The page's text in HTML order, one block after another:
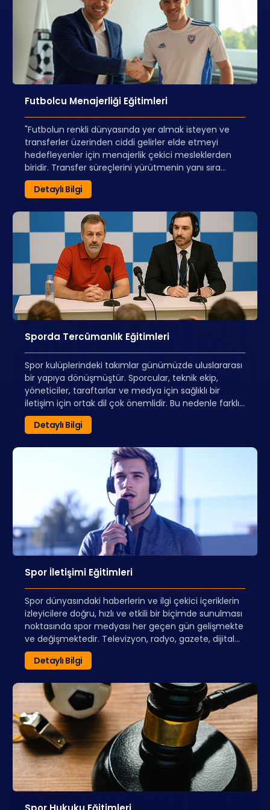
edecek profesyoneller yetiştirmeyi hedeflemektedir.
Futbolcu Menajerliği Eğitimleri
"Futbolun renkli dünyasında yer almak isteyen ve
transferler üzerinden ciddi gelirler elde etmeyi
hedefleyenler için menajerlik çekici mesleklerden
biridir. Transfer süreçlerini yürütmenin yanı sıra
futbolcuların özel yaşantılarında da menajerleri en
büyük destekçileridir.
Detaylı Bilgi
Sporda Tercümanlık Eğitimleri
Spor kulüplerindeki takımlar günümüzde uluslararası
bir yapıya dönüşmüştür. Sporcular, teknik ekip,
yöneticiler, taraftarlar ve medya için sağlıklı bir
iletişim için ortak dil çok önemlidir. Bu nedenle farklı
milletlerden ve kültürlerden gelen kişiler arası
iletişimde tercümanlara büyük iş düşmektedir.
alanda sportif terimler, takım içinde dikkat edilmesi
gereken hususlar, simultane tercüme edebilmenin
incelikleri gibi pek çok konuda bilgiler verilecektir.
Detaylı Bilgi
Spor İletişimi Eğitimleri
Spor dünyasındaki haberlerin ve ilgi çekici içeriklerin
izleyicilere doğru, hızlı ve etkili bir biçimde sunulması
noktasında spor medyası her geçen gün gelişmekte
ve değişmektedir. Televizyon, radyo, gazete, dijital
medya ve sosyal medya gibi farklı mecralarda
yorumcu, muhabir, sunucu, içerik üreticisi gibi olmak
Detaylı Bilgi